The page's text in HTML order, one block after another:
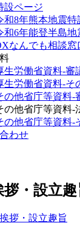
設ページ
和8年熊本地震特
和6年能登半島地
なんでも相談窓
生労働省資料-審
生労働省資料-そ
の他省庁等資料-
の他省庁等資料-
の他省庁等資料-
わせ
・設立趣
拶・設立趣旨